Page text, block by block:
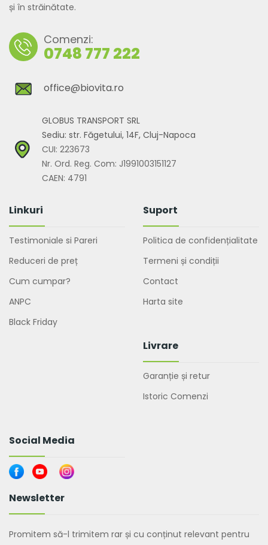
și în străinătate.
Comenzi:
0748 777 222
office@biovita.ro
GLOBUS TRANSPORT SRL
Sediu: str. Făgetului, 14F, Cluj-Napoca
CUI: 223673
Nr. Ord. Reg. Com: J1991003151127
CAEN: 4791
Linkuri
Testimoniale si Pareri
Reduceri de preț
Cum cumpar?
ANPC
Black Friday
Suport
Politica de confidențialitate
Termeni și condiții
Contact
Harta site
Livrare
Garanție și retur
Istoric Comenzi
Social Media
Newsletter
Promitem să-l trimitem rar și cu conținut relevant pentru